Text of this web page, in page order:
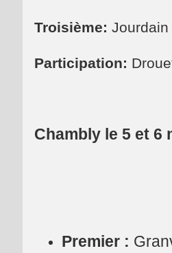
Troisième:
Participation:
Chambly le 5 et 6
Premier :